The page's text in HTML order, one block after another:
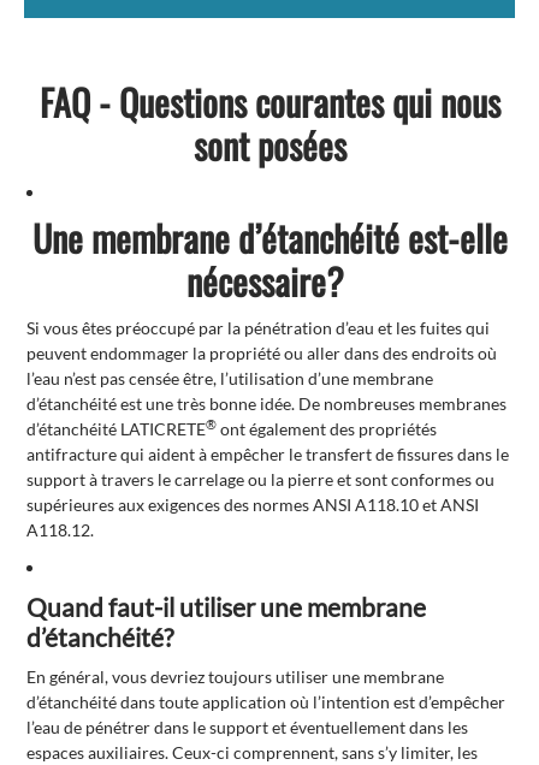
FAQ - Questions courantes qui nous
sont posées
Une membrane d’étanchéité est-elle
nécessaire?
Si vous êtes préoccupé par la pénétration d’eau et les fuites qui
peuvent endommager la propriété ou aller dans des endroits où
l’eau n’est pas censée être, l’utilisation d’une membrane
d’étanchéité est une très bonne idée. De nombreuses membranes
d’étanchéité LATICRETE® ont également des propriétés
antifracture qui aident à empêcher le transfert de fissures dans le
support à travers le carrelage ou la pierre et sont conformes ou
supérieures aux exigences des normes ANSI A118.10 et ANSI
A118.12.
Quand faut-il utiliser une membrane
d’étanchéité?
En général, vous devriez toujours utiliser une membrane
d’étanchéité dans toute application où l’intention est d’empêcher
l’eau de pénétrer dans le support et éventuellement dans les
espaces auxiliaires. Ceux-ci comprennent, sans s’y limiter, les